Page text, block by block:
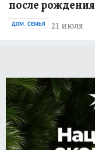
после рождения
21 июля
ДОМ. СЕМЬЯ